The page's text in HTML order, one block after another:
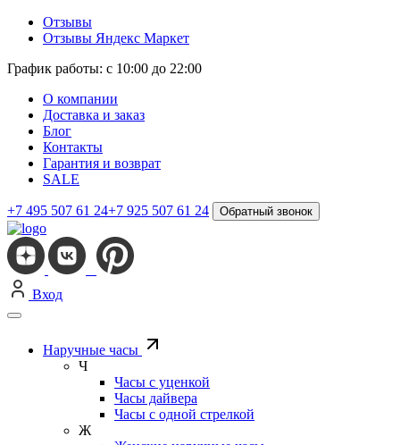
Отзывы
Отзывы Яндекс Маркет
График работы: с 10:00 до 22:00
О компании
Доставка и заказ
Блог
Контакты
Гарантия и возврат
SALE
+7 495 507 61 24+7 925 507 61 24 Обратный звонок
Вход
Наручные часы
Ч
Часы с уценкой
Часы дайвера
Часы с одной стрелкой
Ж